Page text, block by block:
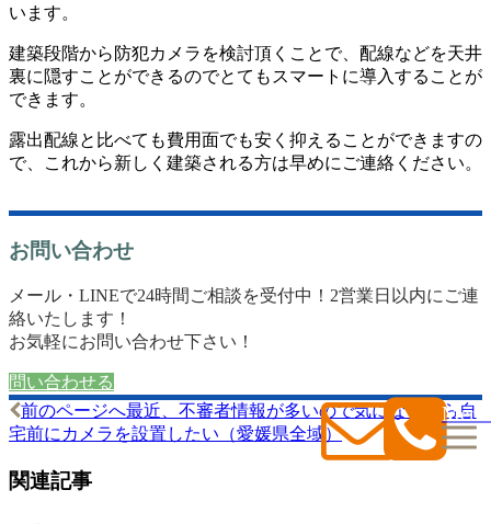
Menu
います。
建築段階から防犯カメラを検討頂くことで、配線などを天井
裏に隠すことができるのでとてもスマートに導入することが
できます。
露出配線と比べても費用面でも安く抑えることができますの
で、これから新しく建築される方は早めにご連絡ください。
お問い合わせ
メール・LINEで24時間ご相談を受付中！2営業日以内にご連
絡いたします！
お気軽にお問い合わせ下さい！
問い合わせる
投
ナ
前のページへ最近、不審者情報が多いので気になるから自
宅前にカメラを設置したい（愛媛県全域）
関連記事